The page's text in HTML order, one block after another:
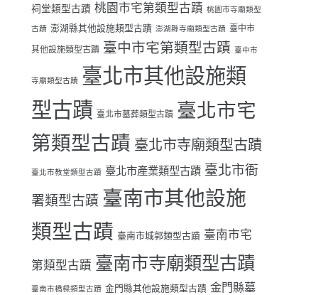
祠堂類型古蹟 桃園市宅第類型古蹟 桃園市寺廟類型
古蹟 澎湖縣其他設施類型古蹟 澎湖縣寺廟類型古蹟 臺中市
其他設施類型古蹟 臺中市宅第類型古蹟 臺中市
寺廟類型古蹟 臺北市其他設施類
型古蹟 臺北市墓葬類型古蹟 臺北市宅
第類型古蹟 臺北市寺廟類型古蹟
臺北市教堂類型古蹟 臺北市產業類型古蹟 臺北市衙
署類型古蹟 臺南市其他設施
類型古蹟 臺南市城郭類型古蹟 臺南市宅
第類型古蹟 臺南市寺廟類型古蹟
臺南市橋樑類型古蹟 金門縣其他設施類型古蹟 金門縣墓